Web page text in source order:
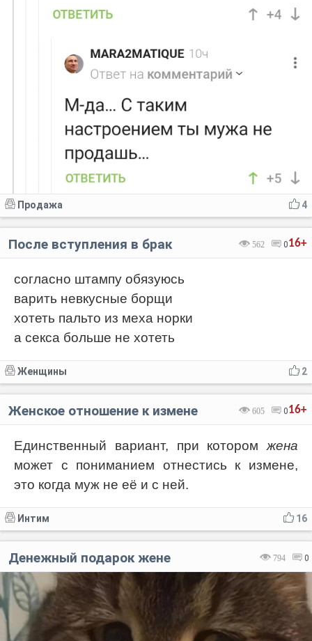
4
Продажа
16+
562 0
После вступления в брак
согласно штампу обязуюсь
варить невкусные борщи
хотеть пальто из меха норки
а секса больше не хотеть
2
Женщины
16+
605 0
Женское отношение к измене
Единственный вариант, при которомжена
может с пониманием отнестись к измене,
это когда муж не её и с ней.
16
Интим
794 0
Денежный подарок жене